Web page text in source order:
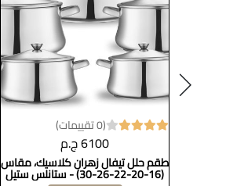
(0 تقييمات)
6100 ج.م
طقم حلل تيفال زهران كلاسيك، مقاس
(16-20-22-26-30) - ستانلس ستيل